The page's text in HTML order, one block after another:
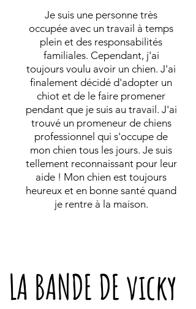
Je suis une personne très
occupée avec un travail à temps
plein et des responsabilités
familiales. Cependant, j'ai
toujours voulu avoir un chien. J'ai
finalement décidé d'adopter un
chiot et de le faire promener
pendant que je suis au travail. J'ai
trouvé un promeneur de chiens
professionnel qui s'occupe de
mon chien tous les jours. Je suis
tellement reconnaissant pour leur
aide ! Mon chien est toujours
heureux et en bonne santé quand
je rentre à la maison.
LA BANDE DE vicky